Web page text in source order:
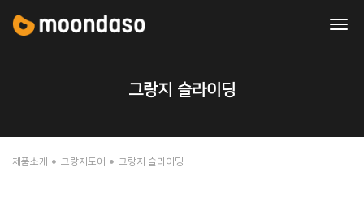
그랑지 슬라이딩
제품소개 그랑지도어 그랑지 슬라이딩